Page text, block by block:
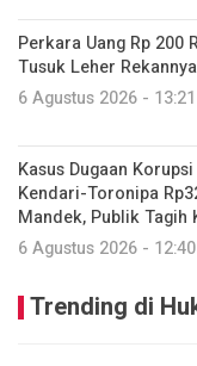
Perkara Uang Rp 200
Tusuk Leher
6 Agustus 2026 -
Kasus Dugaan
Kendari-Toronipa
Mandek, Publik Tagih
6 Agustus 2026 -
Trending di